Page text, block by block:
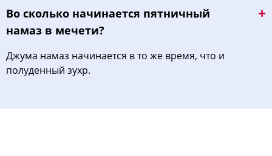
Во сколько начинается пятничный
намаз в мечети?
Джума намаз начинается в то же время, что и
полуденный зухр.